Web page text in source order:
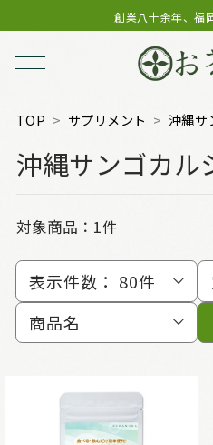
創業八十余年、福
TOP サプリメント 沖縄サ
沖縄サンゴカル
対象商品： 1件
表示件数： 80件
商品名